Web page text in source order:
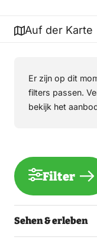
Auf der Karte
Er zijn op dit
filters passen.
bekijk het
Filter
Sehen & erleben